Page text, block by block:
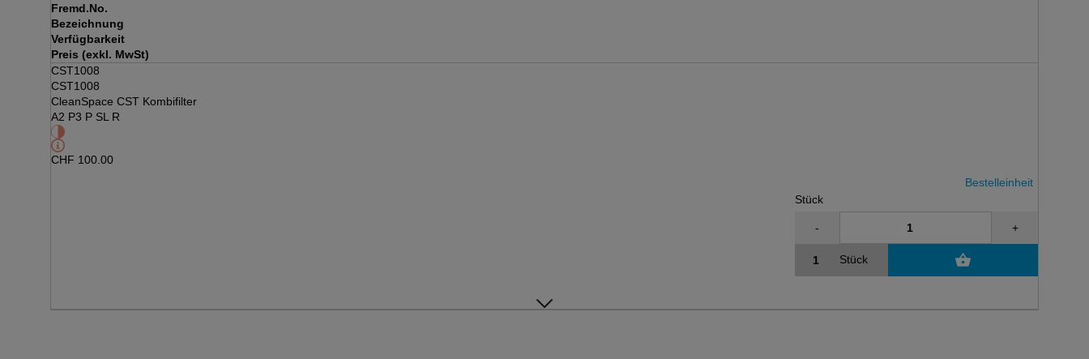
Fremd.No.
Bezeichnung
Verfügbarkeit
Preis (exkl. MwSt)
CST1008
CST1008
CleanSpace CST Kombifilter
A2 P3 P SL R
CHF 100.00
Bestelleinheit
Stück
- +
Stück